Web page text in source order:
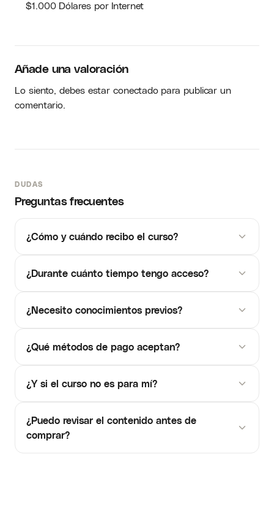
$1.000 Dólares por Internet
Añade una valoración
Lo siento, debes estarconectadopara publicar un
comentario.
DUDAS
Preguntas frecuentes
¿Cómo y cuándo recibo el curso?
¿Durante cuánto tiempo tengo acceso?
¿Necesito conocimientos previos?
¿Qué métodos de pago aceptan?
¿Y si el curso no es para mí?
¿Puedo revisar el contenido antes de
comprar?